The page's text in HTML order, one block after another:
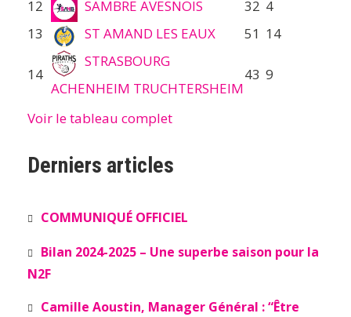
12 SAMBRE AVESNOIS 32 4
13
ST AMAND LES EAUX 51 14
14
STRASBOURG
ACHENHEIM TRUCHTERSHEIM
43 9
Voir le tableau complet
Derniers articles
COMMUNIQUÉ OFFICIEL
Bilan 2024-2025 – Une superbe saison pour la
N2F
Camille Aoustin, Manager Général : “Être